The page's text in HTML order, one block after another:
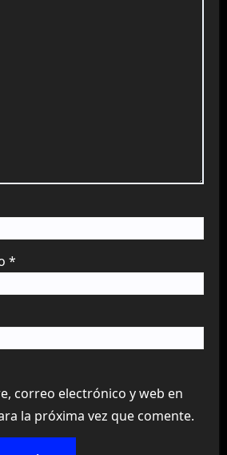
*
correo electrónico y web en
la próxima vez que comente.